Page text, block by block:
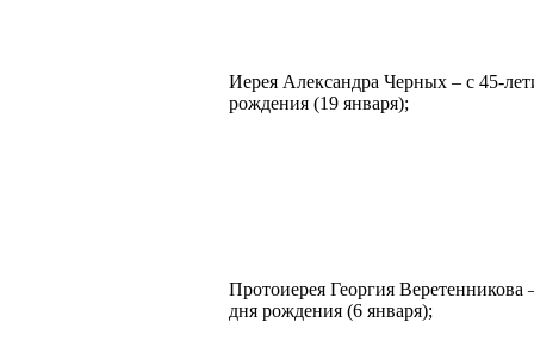
Иерея Александра Черных – с 45-
рождения (19 января);
Протоиерея Георгия Веретенникова
дня рождения (6 января);